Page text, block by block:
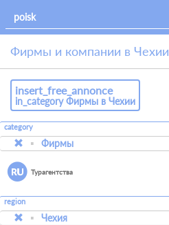
Фирмы и компании в Чехии
insert_free_annonce
in_category Фирмы в Чехии
category
Фирмы
Турагентства
region
Чехия